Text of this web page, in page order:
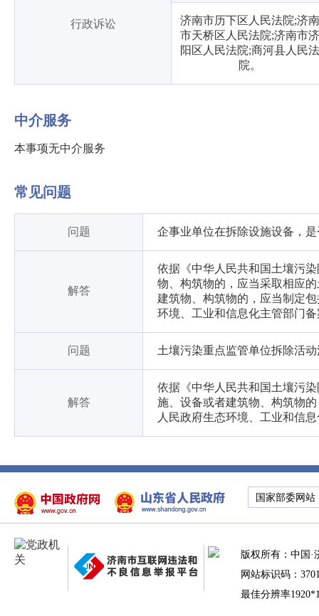
行政诉讼
济南市历下区人民法院;济南
市天桥区人民法院;济南市济
阳区人民法院;商河县人民法
院。
中介服务
本事项无中介服务
常见问题
问题 企事业单位在拆除设施设备，
解答
依据《中华人民共和国土壤污
物、构筑物的，应当采取相应
建筑物、构筑物的，应当制定
环境、工业和信息化主管部门
问题 土壤污染重点监管单位拆除活
解答
依据《中华人民共和国土壤污
施、设备或者建筑物、构筑物
人民政府生态环境、工业和信
国家部委网站
版权所有：中国
网站标识码：
最佳分辨率